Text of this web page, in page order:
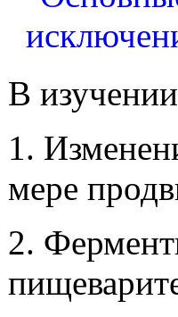
В
1.
мере
2.